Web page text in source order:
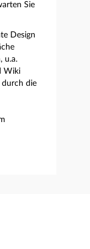
Sie
Design
u.a.
Wiki
die